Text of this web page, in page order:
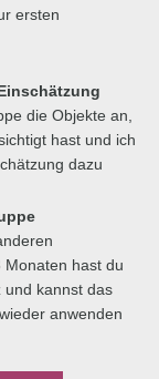
ersten
die Objekte an,
hast und ich
dazu
Monaten hast du
und kannst das
anwenden